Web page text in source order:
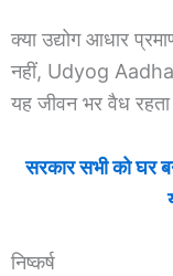
क्या उद्योग आधार
नहीं, Udyog
यह जीवन भर वैध
सरकार सभी को घर
निष्कर्ष